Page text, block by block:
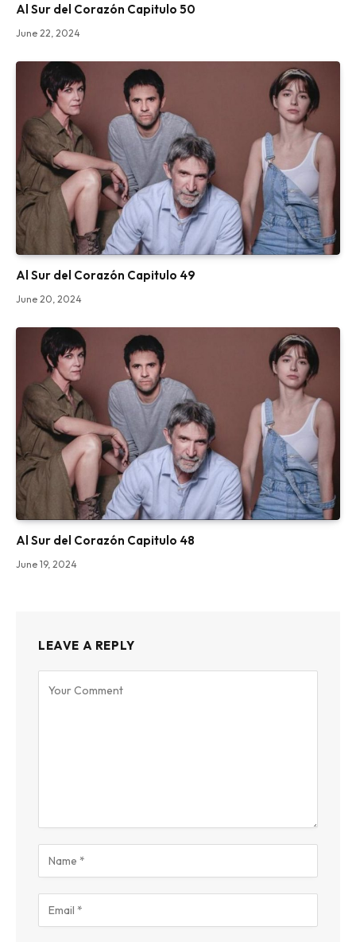
Al Sur del Corazón Capitulo 50
June 22, 2024
Al Sur del Corazón Capitulo 49
June 20, 2024
Al Sur del Corazón Capitulo 48
June 19, 2024
LEAVE A REPLY